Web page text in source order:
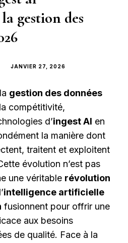
gestion des
JANVIER 27, 2026
gestion des données
compétitivité,
d’ingest AI en
la manière dont
traitent et exploitent
évolution n’est pas
une véritable révolution
intelligence artificielle
fusionnent pour offrir une
aux besoins
de qualité. Face à la